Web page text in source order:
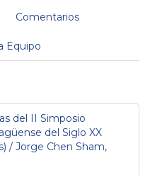
Comentarios
Equipo
del II Simposio
del Siglo XX
/ Jorge Chen Sham,